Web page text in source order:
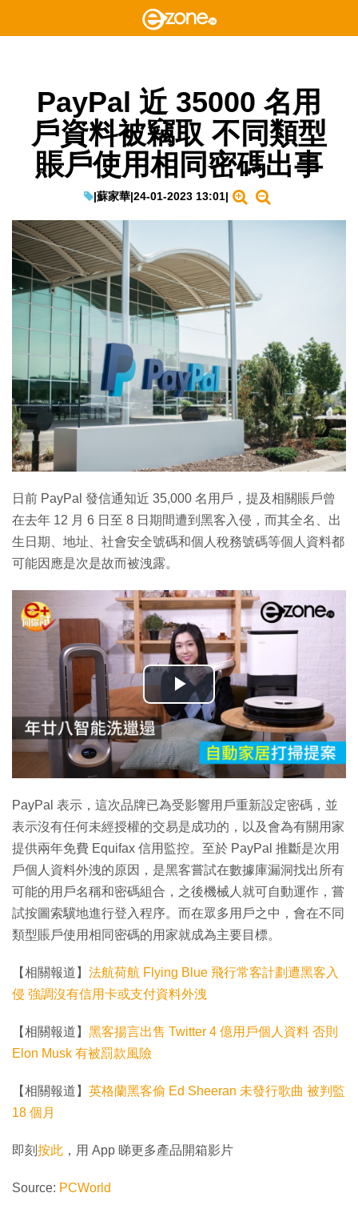
PayPal 近 35000 名用
戶資料被竊取 不同類型
賬戶使用相同密碼出事
|蘇家華|24-01-2023 13:01|
日前 PayPal 發信通知近 35,000 名用戶，提及相關賬戶曾
在去年 12 月 6 日至 8 日期間遭到黑客入侵，而其全名、出
生日期、地址、社會安全號碼和個人稅務號碼等個人資料都
可能因應是次是故而被洩露。
播
放
影
片
PayPal 表示，這次品牌已為受影響用戶重新設定密碼，並
表示沒有任何未經授權的交易是成功的，以及會為有關用家
提供兩年免費 Equifax 信用監控。至於 PayPal 推斷是次用
戶個人資料外洩的原因，是黑客嘗試在數據庫漏洞找出所有
可能的用戶名稱和密碼組合，之後機械人就可自動運作，嘗
試按圖索驥地進行登入程序。而在眾多用戶之中，會在不同
類型賬戶使用相同密碼的用家就成為主要目標。
【相關報道】 法航荷航 Flying Blue 飛行常客計劃遭黑客入
侵 強調沒有信用卡或支付資料外洩
【相關報道】 黑客揚言出售 Twitter 4 億用戶個人資料 否則
Elon Musk 有被罰款風險
【相關報道】 英格蘭黑客偷 Ed Sheeran 未發行歌曲 被判監
18 個月
即刻 按此 ，用 App 睇更多產品開箱影片
Source: PCWorld